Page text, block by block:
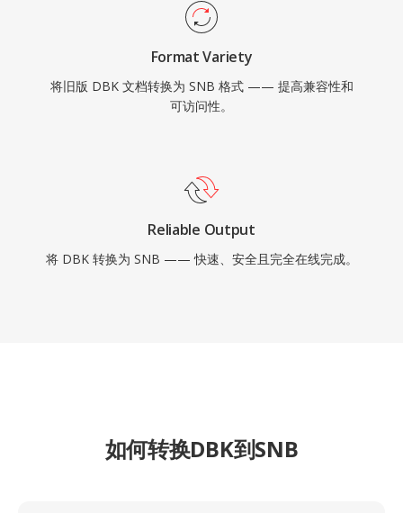
Format Variety
将旧版 DBK 文档转换为 SNB 格式 —— 提高兼容性和
可访问性。
Reliable Output
将 DBK 转换为 SNB —— 快速、安全且完全在线完成。
如何转换DBK到SNB